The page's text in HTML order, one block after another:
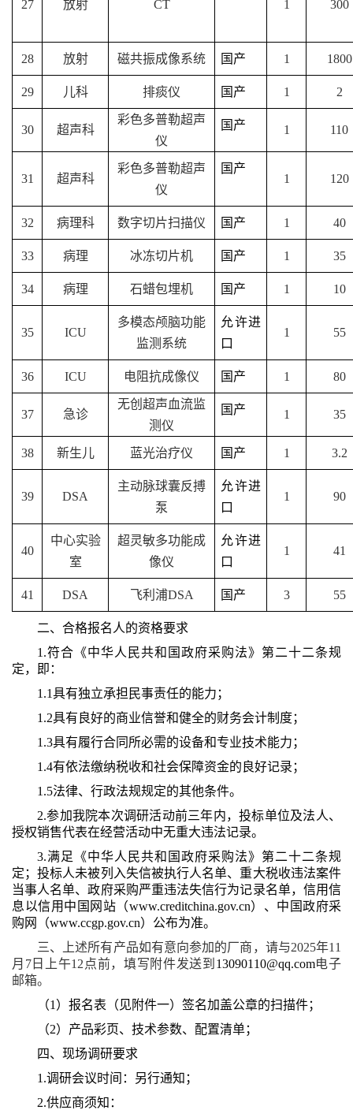
27 放射 CT 1 300
28 放射 磁共振成像系统 国产 1 1800
29 儿科 排痰仪 国产 1 2
30 超声科
彩色多普勒超声
仪
国产 1 110
31 超声科
彩色多普勒超声
仪
国产
1 120
32 病理科 数字切片扫描仪 国产 1 40
33 病理 冰冻切片机 国产 1 35
34 病理 石蜡包埋机 国产 1 10
35 ICU
多模态颅脑功能
监测系统
允许进
口
1 55
36 ICU 电阻抗成像仪 国产 1 80
37 急诊
无创超声血流监
测仪
国产 1 35
38 新生儿 蓝光治疗仪 国产 1 3.2
39 DSA
主动脉球囊反搏
泵
允许进
口
1 90
40
中心实验
室
超灵敏多功能成
像仪
允许进
口
1 41
41 DSA 飞利浦DSA 国产 3 55
二、合格报名人的资格要求
1.符合《中华人民共和国政府采购法》第二十二条规
定，即：
1.1具有独立承担民事责任的能力；
1.2具有良好的商业信誉和健全的财务会计制度；
1.3具有履行合同所必需的设备和专业技术能力；
1.4有依法缴纳税收和社会保障资金的良好记录；
1.5法律、行政法规规定的其他条件。
2.参加我院本次调研活动前三年内，投标单位及法人、
授权销售代表在经营活动中无重大违法记录。
3.满足《中华人民共和国政府采购法》第二十二条规
定；投标人未被列入失信被执行人名单、重大税收违法案件
当事人名单、政府采购严重违法失信行为记录名单，信用信
息以信用中国网站（www.creditchina.gov.cn）、中国政府采
购网（www.ccgp.gov.cn）公布为准。
三、上述所有产品如有意向参加的厂商，请与2025年1 1
月 7日上午12点前，填写附件发送到 13090110@qq.com电子
邮箱。
（1）报名表（见附件一） 签名加盖公章的扫描件；
（2）产品彩页、技术参数、配置清单；
四、现场调研要求
1.调研会议时间：另行通知；
2.供应商须知：